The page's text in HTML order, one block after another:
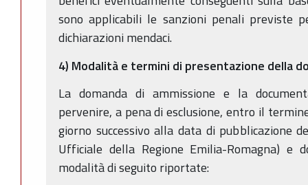
sono applicabili le sanzioni penali
dichiarazioni mendaci.
4) Modalità e termini di presentazione della
La domanda di ammissione e la
pervenire, a pena di esclusione, entro il
giorno successivo alla data di pubblicazione
Ufficiale della Regione Emilia-Romagna) e
modalità di seguito riportate: